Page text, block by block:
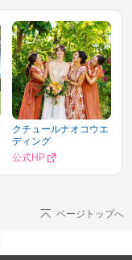
クチュールナオコウエ
ディング
公式HP
ページトップへ